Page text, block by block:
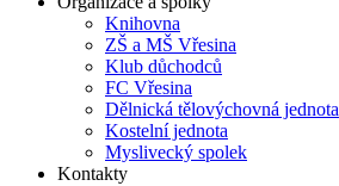
Knihovna
ZŠ a MŠ Vřesina
Klub důchodců
FC Vřesina
Dělnická tělovýchovná jednota
Kostelní jednota
Myslivecký spolek
Kontakty